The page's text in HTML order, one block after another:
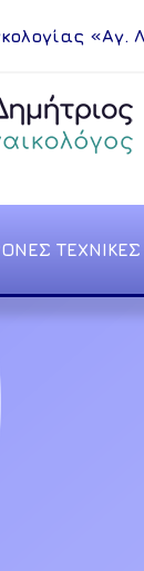
«Αγ.
ΤΕΧΝΙΚΕΣ